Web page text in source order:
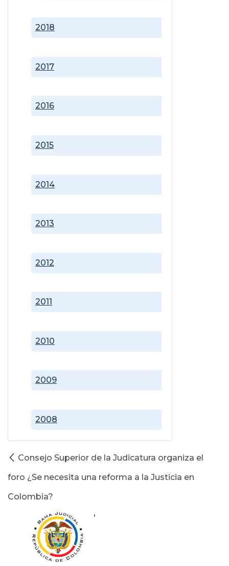
2008
2009
2010
2011
2012
2013
2014
2015
2016
2017
2018
Consejo Superior de la Judicatura organiza el
foro ¿Se necesita una reforma a la Justicia en
Colombia?
'